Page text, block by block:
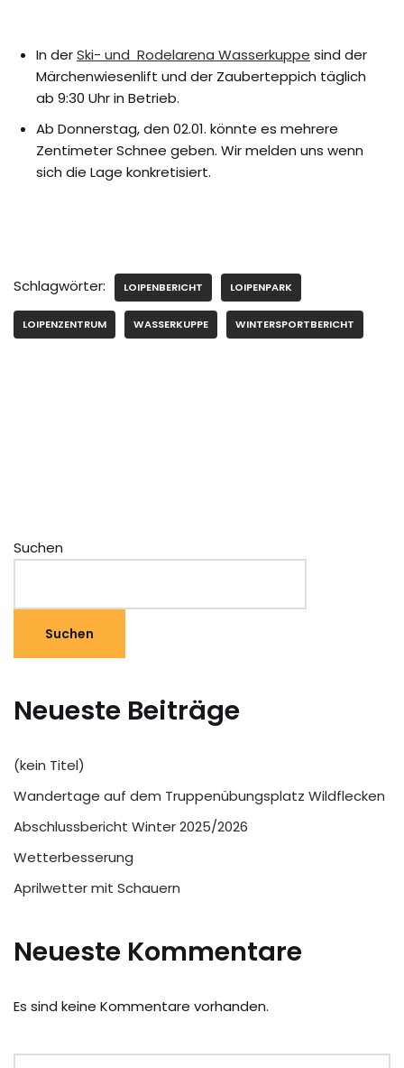
In derSki- und Rodelarena Wasserkuppe sind der
Märchenwiesenlift und der Zauberteppich täglich
ab 9:30 Uhr in Betrieb.
Ab Donnerstag, den 02.01. könnte es mehrere
Zentimeter Schnee geben. Wir melden uns wenn
sich die Lage konkretisiert.
Schlagwörter: LOIPENBERICHT LOIPENPARK
LOIPENZENTRUM WASSERKUPPE WINTERSPORTBERICHT
Suchen
Suchen
Neueste Beiträge
(kein Titel)
Wandertage auf dem Truppenübungsplatz Wildflecken
Abschlussbericht Winter 2025/2026
Wetterbesserung
Aprilwetter mit Schauern
Neueste Kommentare
Es sind keine Kommentare vorhanden.